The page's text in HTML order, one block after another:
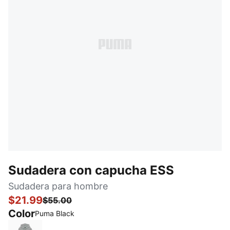
Sudadera con capucha ESS
Sudadera para hombre
$21.99$55.00
ColorPuma Black